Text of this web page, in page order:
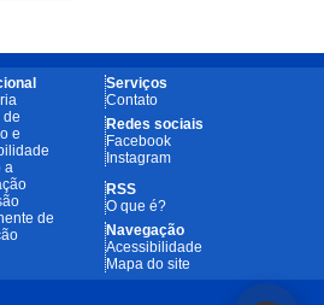
de
e
a
de
Serviços
Contato
Redes sociais
Facebook
Instagram
RSS
O que é?
Navegação
Acessibilidade
Mapa do site